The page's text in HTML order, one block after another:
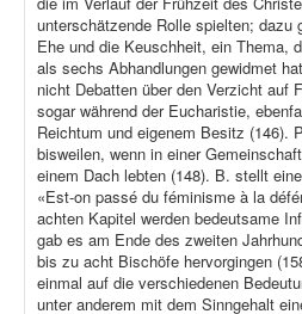
unterschätzende Rolle spielten; dazu
Ehe und die Keuschheit, ein Thema,
als sechs Abhandlungen gewidmet
nicht Debatten über den Verzicht auf
sogar während der Eucharistie,
Reichtum und eigenem Besitz (146).
bisweilen, wenn in einer
einem Dach lebten (148). B. stellt
«Est-on passé du féminisme à la
achten Kapitel werden bedeutsame
gab es am Ende des zweiten
bis zu acht Bischöfe hervorgingen
einmal auf die verschiedenen
unter anderem mit dem Sinngehalt